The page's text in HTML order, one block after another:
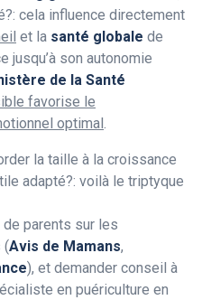
cela influence directement
et la santé globale de
jusqu’à son autonomie
de la Santé
favorise le
optimal .
la taille à la croissance
adapté?: voilà le triptyque
de parents sur les
(Avis de Mamans,
), et demander conseil à
en puériculture en